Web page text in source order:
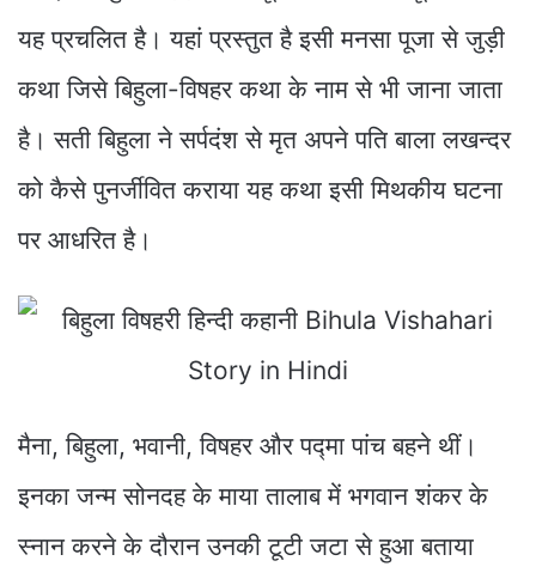
यह प्रचलित है। यहां प्रस्तुत है इसी मनसा पूजा से जुड़ी
कथा जिसे बिहुला-विषहर कथा के नाम से भी जाना जाता
है। सती बिहुला ने सर्पदंश से मृत अपने पति बाला लखन्दर
को कैसे पुनर्जीवित कराया यह कथा इसी मिथकीय घटना
पर आधरित है।
मैना, बिहुला, भवानी, विषहर और पद्मा पांच बहने थीं।
इनका जन्म सोनदह के माया तालाब में भगवान शंकर के
स्नान करने के दौरान उनकी टूटी जटा से हुआ बताया